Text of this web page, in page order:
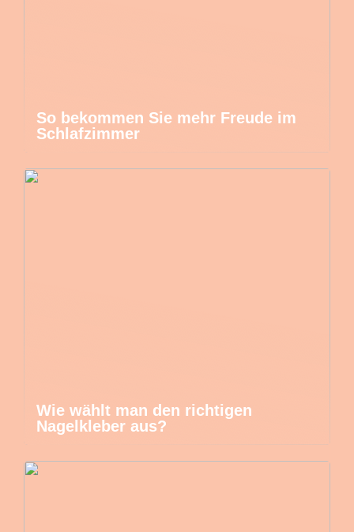
So bekommen Sie mehr Freude im
Schlafzimmer
Wie wählt man den richtigen
Nagelkleber aus?